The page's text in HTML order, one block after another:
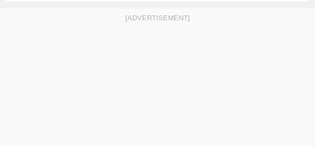
[ADVERTISEMENT]